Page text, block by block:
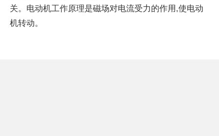
关。电动机工作原理是磁场对电流受力的作用,使电动
机转动。